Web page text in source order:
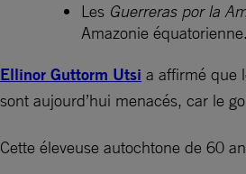
Les Guerreras por la
Amazonie équatorienne.
Ellinor Guttorm Utsi a affirmé que
sont aujourd’hui menacés, car le
Cette éleveuse autochtone de 60